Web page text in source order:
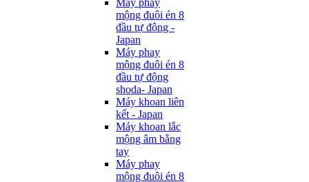
Máy phay
mộng đuôi én 8
đầu tự động -
Japan
Máy phay
mộng đuôi én 8
đầu tự động
shoda- Japan
Máy khoan liên
kết - Japan
Máy khoan lắc
mộng âm bằng
tay
Máy phay
mộng đuôi én 8